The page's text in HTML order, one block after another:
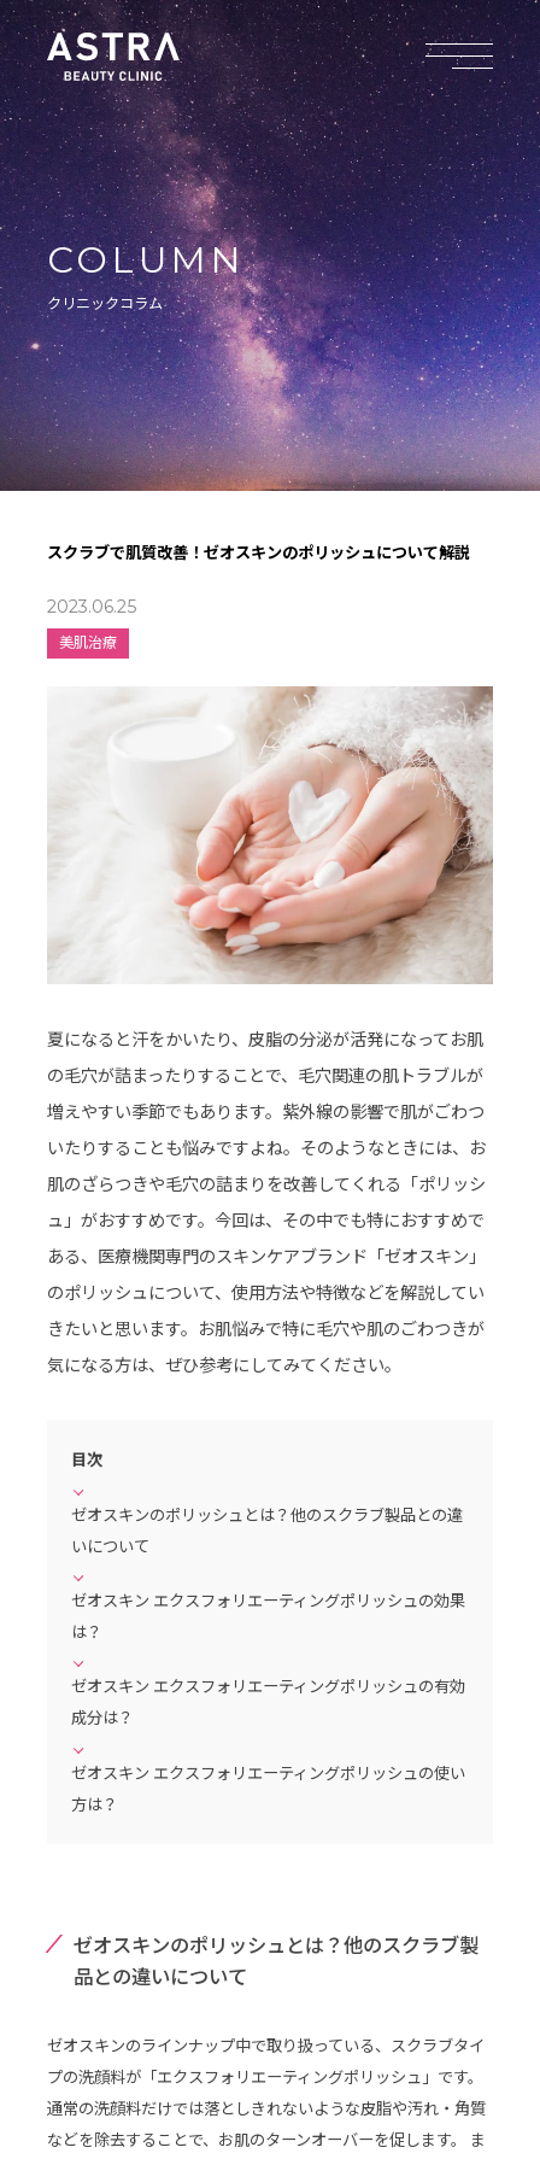
COLUMN
クリニックコラム
スクラブで肌質改善！ゼオスキンのポリッシュについて解説
2023.06.25
美肌治療
夏になると汗をかいたり、皮脂の分泌が活発になってお肌
の毛穴が詰まったりすることで、毛穴関連の肌トラブルが
増えやすい季節でもあります。紫外線の影響で肌がごわつ
いたりすることも悩みですよね。そのようなときには、お
肌のざらつきや毛穴の詰まりを改善してくれる「ポリッシ
ュ」がおすすめです。今回は、その中でも特におすすめで
ある、医療機関専門のスキンケアブランド「ゼオスキン」
のポリッシュについて、使用方法や特徴などを解説してい
きたいと思います。お肌悩みで特に毛穴や肌のごわつきが
気になる方は、ぜひ参考にしてみてください。
目次
ゼオスキンのポリッシュとは？他のスクラブ製品との違
いについて
ゼオスキン エクスフォリエーティングポリッシュの効果
は？
ゼオスキン エクスフォリエーティングポリッシュの有効
成分は？
ゼオスキン エクスフォリエーティングポリッシュの使い
方は？
ゼオスキンのポリッシュとは？他のスクラブ製
品との違いについて
ゼオスキンのラインナップ中で取り扱っている、スクラブタイ
プの洗顔料が「エクスフォリエーティングポリッシュ」です。
通常の洗顔料だけでは落としきれないような皮脂や汚れ・角質
などを除去することで、お肌のターンオーバーを促します。 ま